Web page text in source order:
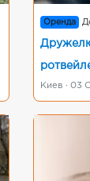
Оренда
Киев · 03